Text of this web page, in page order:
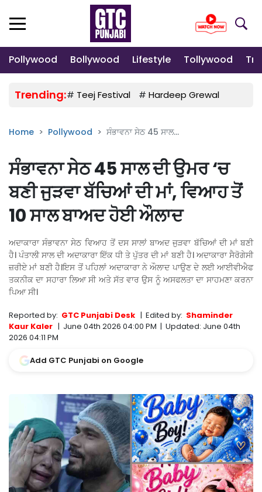
Pollywood Bollywood Lifestyle Tollywood
Trending:# Teej Festival # Hardeep Grewal
Home Pollywood ਸੰਭਾਵਨਾ ਸੇਠ 45 ਸਾਲ...
ਸੰਭਾਵਨਾ ਸੇਠ 45 ਸਾਲ ਦੀ ਉਮਰ ‘ਚ
ਬਣੀ ਜੁੜਵਾ ਬੱਚਿਆਂ ਦੀ ਮਾਂ, ਵਿਆਹ ਤੋਂ
10 ਸਾਲ ਬਾਅਦ ਹੋਈ ਔਲਾਦ
ਅਦਾਕਾਰਾ ਸੰਭਾਵਨਾ ਸੇਠ ਵਿਆਹ ਤੋਂ ਦਸ ਸਾਲਾਂ ਬਾਅਦ ਜੁੜਵਾ ਬੱਚਿਆਂ ਦੀ ਮਾਂ ਬਣੀ
ਹੈ। ਪੰਤਾਲੀ ਸਾਲ ਦੀ ਅਦਾਕਾਰਾ ਇੱਕ ਧੀ ਤੇ ਪੁੱਤਰ ਦੀ ਮਾਂ ਬਣੀ ਹੈ। ਅਦਾਕਾਰਾ ਸੈਰੋਗੇਸੀ
ਜ਼ਰੀਏ ਮਾਂ ਬਣੀ ਹੈ।ਇਸ ਤੋਂ ਪਹਿਲਾਂ ਅਦਾਕਾਰਾ ਨੇ ਔਲਾਦ ਪਾਉਣ ਦੇ ਲਈ ਆਈਵੀਐਫ
ਤਕਨੀਕ ਦਾ ਸਹਾਰਾ ਲਿਆ ਸੀ ਅਤੇ ਸੱਤ ਵਾਰ ਉਸ ਨੂੰ ਅਸਫਲਤਾ ਦਾ ਸਾਹਮਣਾ ਕਰਨਾ
ਪਿਆ ਸੀ।
Reported by: GTC Punjabi Desk | Edited by: Shaminder
Kaur Kaler | June 04th 2026 04:00 PM | Updated: June 04th
2026 04:11 PM
Add GTC Punjabi on Google